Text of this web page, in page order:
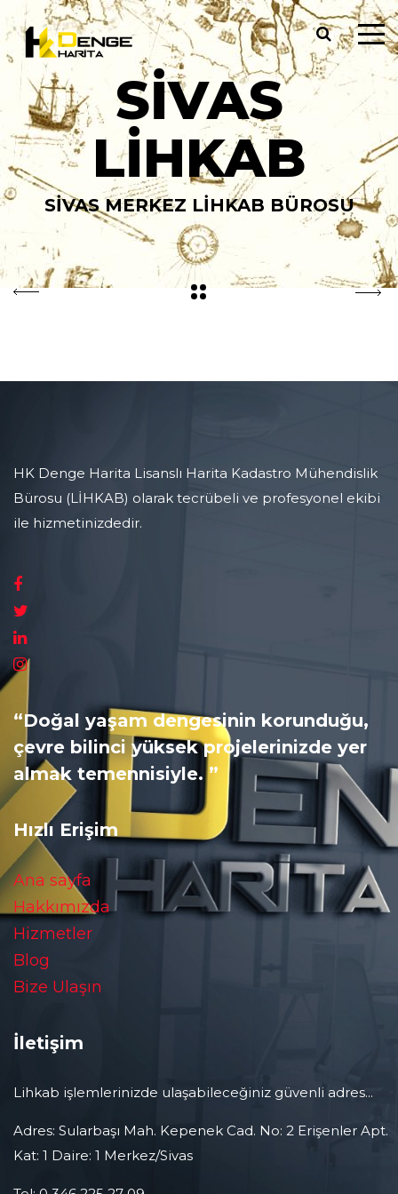
SIVAS
LIHKAB
SIVAS MERKEZ LİHKAB BÜROSU
HK Denge Harita Lisanslı Harita Kadastro Mühendislik
Bürosu (LİHKAB) olarak tecrübeli ve profesyonel ekibi
ile hizmetinizdedir.
“Doğal yaşam dengesinin korunduğu,
çevre bilinci yüksek projelerinizde yer
almak temennisiyle. ”
Hızlı Erişim
Ana sayfa
Hakkımızda
Hizmetler
Blog
Bize Ulaşın
İletişim
Lihkab işlemlerinizde ulaşabileceğiniz güvenli adres...
Adres: Sularbaşı Mah. Kepenek Cad. No: 2 Erişenler Apt.
Kat: 1 Daire: 1 Merkez/Sivas